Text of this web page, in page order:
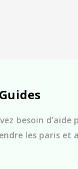
besoin d’aide
les paris et